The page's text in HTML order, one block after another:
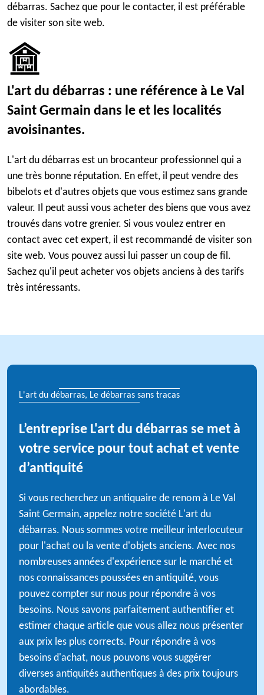
débarras. Sachez que pour le contacter, il est préférable
de visiter son site web.
L'art du débarras : une référence à Le Val
Saint Germain dans le et les localités
avoisinantes.
L'art du débarras est un brocanteur professionnel qui a
une très bonne réputation. En effet, il peut vendre des
bibelots et d'autres objets que vous estimez sans grande
valeur. Il peut aussi vous acheter des biens que vous avez
trouvés dans votre grenier. Si vous voulez entrer en
contact avec cet expert, il est recommandé de visiter son
site web. Vous pouvez aussi lui passer un coup de fil.
Sachez qu'il peut acheter vos objets anciens à des tarifs
très intéressants.
L'art du débarras, Le débarras sans tracas
L’entreprise L'art du débarras se met à
votre service pour tout achat et vente
d’antiquité
Si vous recherchez un antiquaire de renom à Le Val
Saint Germain, appelez notre société L'art du
débarras. Nous sommes votre meilleur interlocuteur
pour l'achat ou la vente d'objets anciens. Avec nos
nombreuses années d'expérience sur le marché et
nos connaissances poussées en antiquité, vous
pouvez compter sur nous pour répondre à vos
besoins. Nous savons parfaitement authentifier et
estimer chaque article que vous allez nous présenter
aux prix les plus corrects. Pour répondre à vos
besoins d'achat, nous pouvons vous suggérer
diverses antiquités authentiques à des prix toujours
abordables.